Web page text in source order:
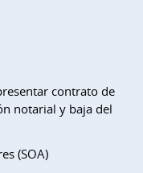
contrato de
notarial y baja del
(SOA)